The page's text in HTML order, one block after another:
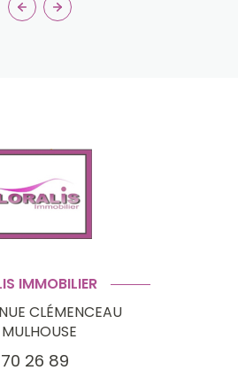
IMMOBILIER
CLÉMENCEAU
MULHOUSE
26 89